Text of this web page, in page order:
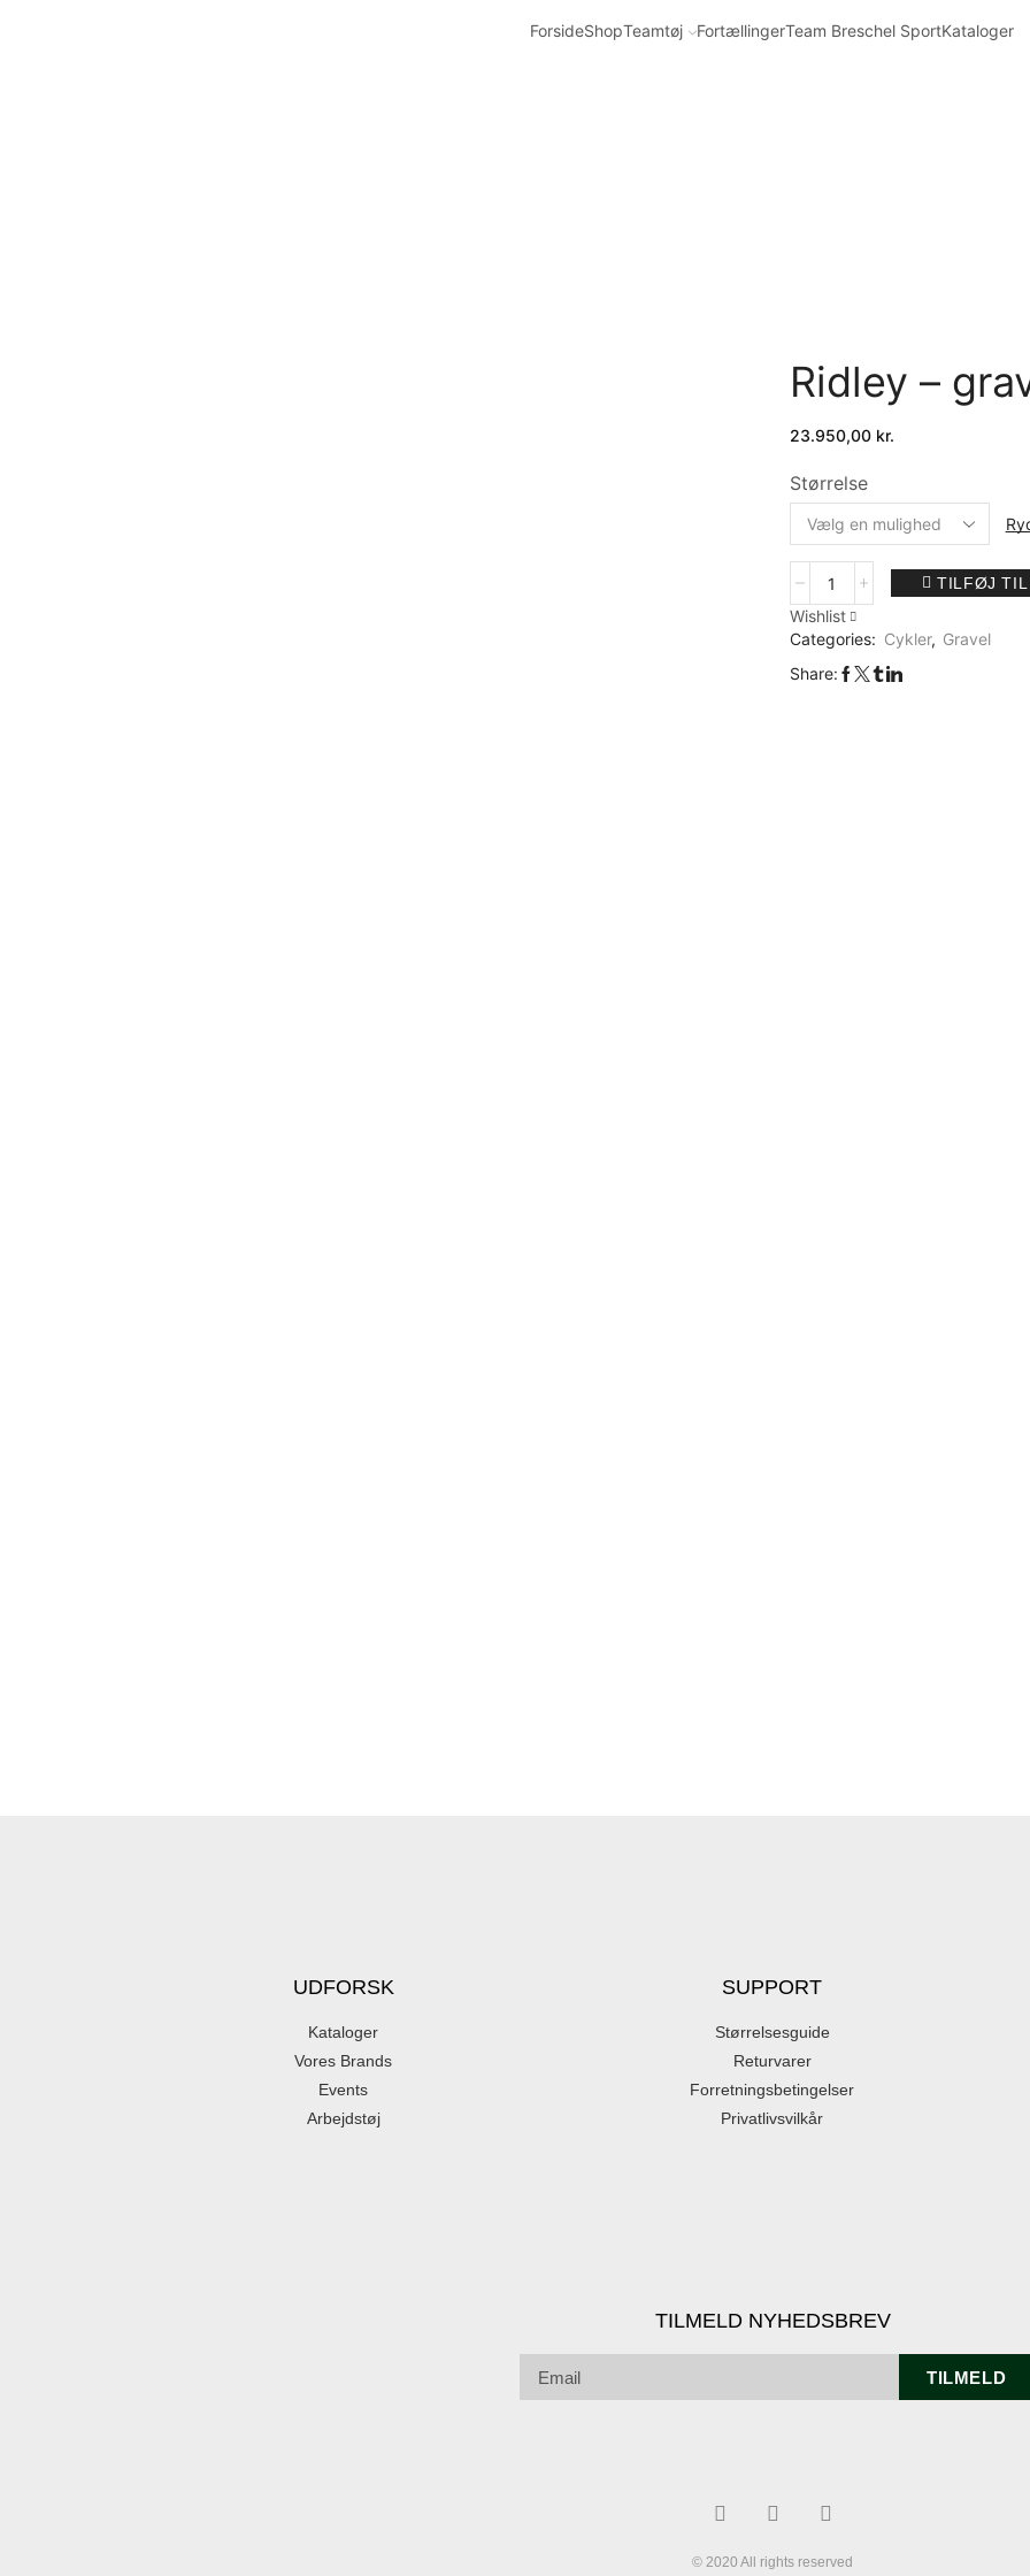
ForsideShopTeamtøj FortællingerTeam Breschel SportKataloger
Ridley –
23.950,00 kr.
Størrelse
TILFØJ TIL
Wishlist
Categories: Cykler, Gravel
Share:
UDFORSK
Kataloger
Vores Brands
Events
Arbejdstøj
SUPPORT
Størrelsesguide
Returvarer
Forretningsbetingelser
Privatlivsvilkår
TILMELD NYHEDSBREV
TILMELD
© 2020 All rights reserved